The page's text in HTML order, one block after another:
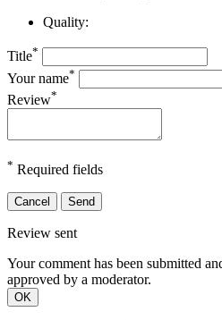
Quality:
Title*
Your name*
Review*
* Required fields
Cancel Send
Review sent
Your comment has been submitted
approved by a moderator.
OK